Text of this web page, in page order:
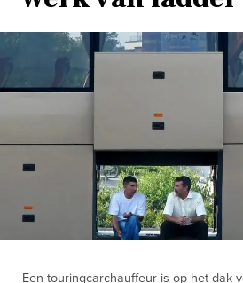
Een touringcarchauffeur is op het dak